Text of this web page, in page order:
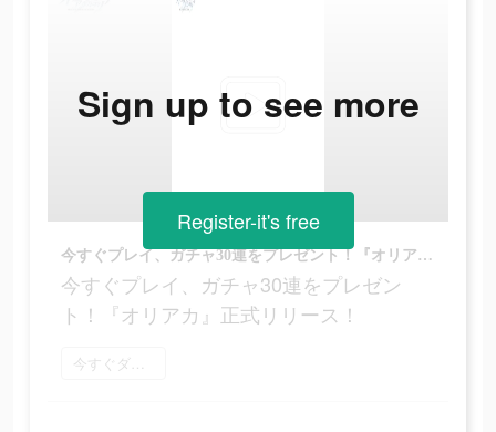
今すぐプレイ、ガチャ30連をプレゼント！『オリアカ』正式リリース！
今すぐプレイ、ガチャ30連をプレゼン
ト！『オリアカ』正式リリース！
今すぐダウンロード
Sign up to see more
Register-it's free